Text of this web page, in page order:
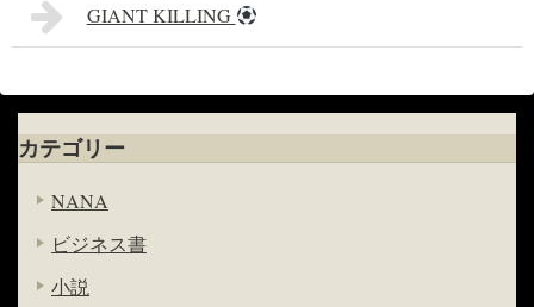
GIANT KILLING
カテゴリー
NANA
ビジネス書
小説